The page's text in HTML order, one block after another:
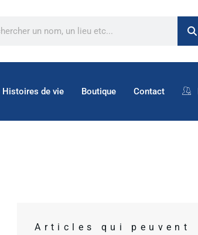
Histoires de vie Boutique Contact
Articles qui peuvent